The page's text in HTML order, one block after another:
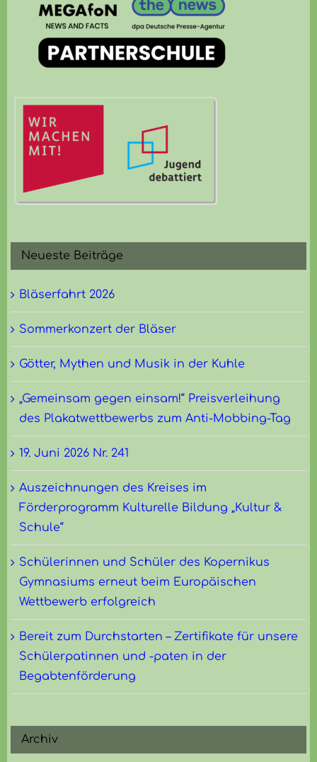
Neueste Beiträge
Bläserfahrt 2026
Sommerkonzert der Bläser
Götter, Mythen und Musik in der Kuhle
„Gemeinsam gegen einsam!“ Preisverleihung
des Plakatwettbewerbs zum Anti-Mobbing-Tag
19. Juni 2026 Nr. 241
Auszeichnungen des Kreises im
Förderprogramm Kulturelle Bildung „Kultur &
Schule“
Schülerinnen und Schüler des Kopernikus
Gymnasiums erneut beim Europäischen
Wettbewerb erfolgreich
Bereit zum Durchstarten – Zertifikate für unsere
Schülerpatinnen und -paten in der
Begabtenförderung
Archiv